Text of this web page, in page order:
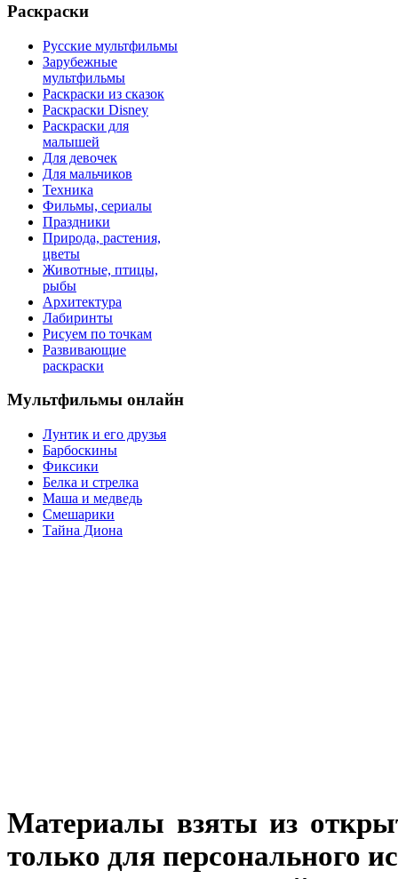
Раскраски
Русские мультфильмы
Зарубежные
мультфильмы
Раскраски из сказок
Раскраски Disney
Раскраски для
малышей
Для девочек
Для мальчиков
Техника
Фильмы, сериалы
Праздники
Природа, растения,
цветы
Животные, птицы,
рыбы
Архитектура
Лабиринты
Рисуем по точкам
Развивающие
раскраски
Мультфильмы онлайн
Лунтик и его друзья
Барбоскины
Фиксики
Белка и стрелка
Маша и медведь
Смешарики
Тайна Диона
Материалы взяты из
только для персонального